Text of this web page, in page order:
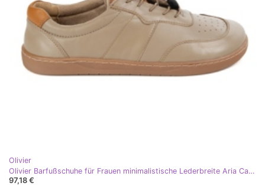
Olivier
Olivier Barfußschuhe für Frauen minimalistische Lederbreite Aria Cappuccino beige
97,18 €